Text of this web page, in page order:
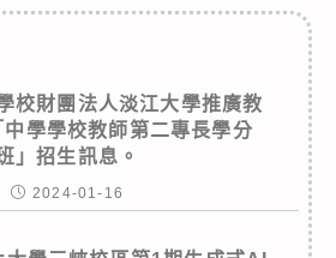
校財團法人淡江大學推廣教
學學校教師第二專長學分
」招生訊息。
2024-01-16